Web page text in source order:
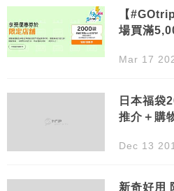
【
場買滿
Mar 17
日本福袋
推介＋購
Dec 13
新奇好用